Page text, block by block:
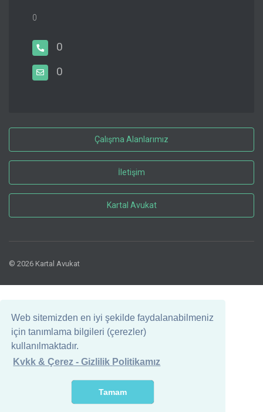
Web sitemizden en iyi şekilde faydalanabilmeniz
için tanımlama bilgileri (çerezler)
kullanılmaktadır.
Kvkk & Çerez - Gizlilik Politikamız
Tamam
0
0
0
Çalışma Alanlarımız
İletişim
Kartal Avukat
© 2026 Kartal Avukat